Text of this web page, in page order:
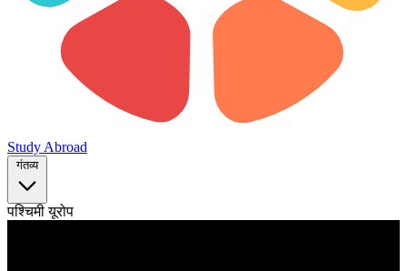
Study Abroad
गंतव्य
पश्चिमी यूरोप